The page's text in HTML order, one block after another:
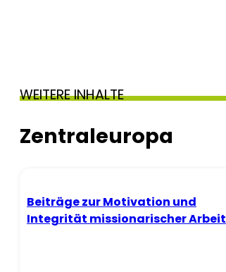
WEITERE INHALTE
Zentraleuropa
Beiträge zur Motivation und
Integrität missionarischer Arbeit